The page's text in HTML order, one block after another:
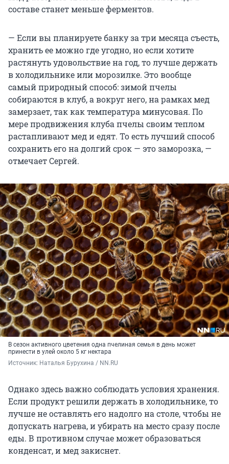
составе станет меньше ферментов.
— Если вы планируете банку за три месяца съесть,
хранить ее можно где угодно, но если хотите
растянуть удовольствие на год, то лучше держать
в холодильнике или морозилке. Это вообще
самый природный способ: зимой пчелы
собираются в клуб, а вокруг него, на рамках мед
замерзает, так как температура минусовая. По
мере продвижения клуба пчелы своим теплом
растапливают мед и едят. То есть лучший способ
сохранить его на долгий срок — это заморозка, —
отмечает Сергей.
В сезон активного цветения одна пчелиная семья в день может
принести в улей около 5 кг нектара
Источник: Наталья Бурухина / NN.RU
Однако здесь важно соблюдать условия хранения.
Если продукт решили держать в холодильнике, то
лучше не оставлять его надолго на столе, чтобы не
допускать нагрева, и убирать на место сразу после
еды. В противном случае может образоваться
конденсат, и мед закиснет.